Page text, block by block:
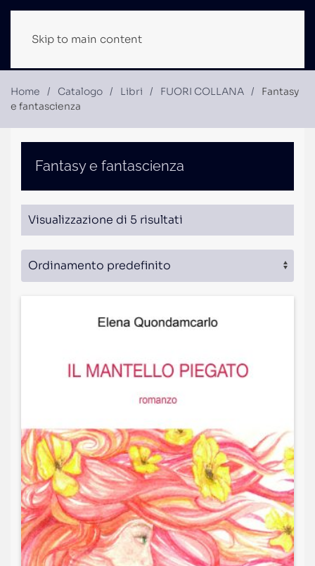
Skip to main content
Home Catalogo Libri FUORI COLLANA
Fantasy
e fantascienza
Fantasy e fantascienza
Visualizzazione di 5 risultati